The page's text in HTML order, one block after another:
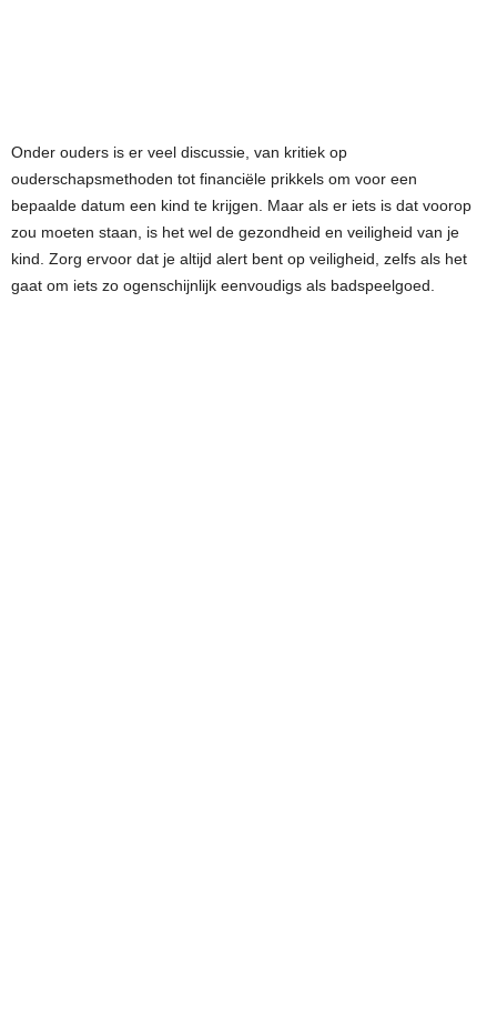
Onder ouders is er veel discussie, van kritiek op
ouderschapsmethoden tot financiële prikkels om voor een
bepaalde datum een kind te krijgen. Maar als er iets is dat voorop
zou moeten staan, is het wel de gezondheid en veiligheid van je
kind. Zorg ervoor dat je altijd alert bent op veiligheid, zelfs als het
gaat om iets zo ogenschijnlijk eenvoudigs als badspeelgoed.